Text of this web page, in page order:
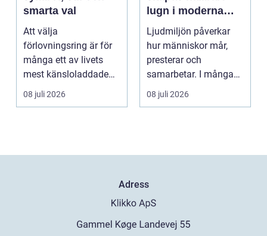
smarta val
Att välja
förlovningsring är för
många ett av livets
mest känsloladdade
beslut. Ringen ska
spegla kä...
08 juli 2026
lugn i moderna
lokaler
Ljudmiljön påverkar
hur människor mår,
presterar och
samarbetar. I många
kontor, skolor och
offentli...
08 juli 2026
Adress